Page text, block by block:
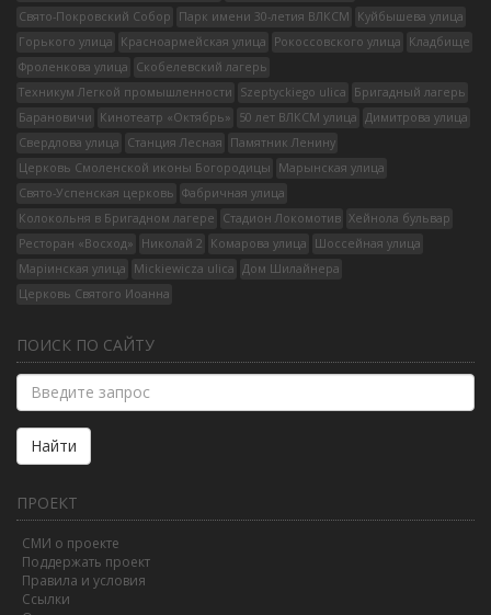
Свято-Покровский Собор
Парк имени 30-летия ВЛКСМ
Куйбышева улица
Горького улица
Красноармейская улица Рокоссовского улица
Кладбище
Фроленкова улица
Скобелевский лагерь
Техникум Легкой промышленности
Szeptyckiego ulica
Бригадный лагерь
Барановичи
Кинотеатр «Октябрь» 50 лет ВЛКСМ улица
Димитрова улица
Свердлова улица
Станция Лесная
Памятник Ленину
Церковь Смоленской иконы Богородицы
Марынская улица
Свято-Успенская церковь Фабричная улица
Колокольня в Бригадном лагере
Стадион Локомотив Хейнола бульвар
Ресторан «Восход»
Николай 2 Комарова улица
Шоссейная улица
Марiинская улица
Mickiewicza ulica
Дом Шилайнера
Церковь Святого Иоанна
ПОИСК ПО САЙТУ
Найти
ПРОЕКТ
СМИ о проекте
Поддержать проект
Правила и условия
Ссылки